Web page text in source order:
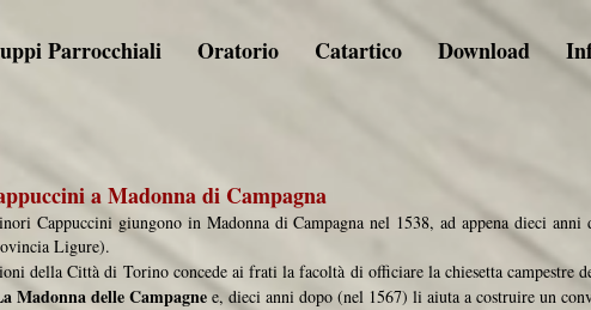
Parrocchiali Oratorio Catartico Download
a Madonna di Campagna
Cappuccini giungono in Madonna di Campagna nel 1538, ad appena dieci anni
Ligure).
della Città di Torino concede ai frati la facoltà di officiare la chiesetta campestre
Madonna delle Campagnee, dieci anni dopo (nel 1567) li aiuta a costruire un